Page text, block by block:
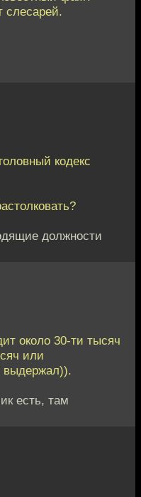
слесарей.
кодекс
должности
около 30-ти тысяч
или
выдержал)).
есть, там